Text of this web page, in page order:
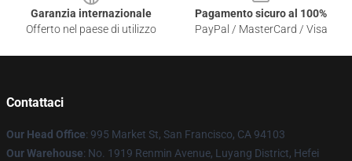
Garanzia internazionale
Offerto nel paese di utilizzo
Pagamento sicuro al 100%
PayPal / MasterCard / Visa
Contattaci
Our Head Office: 995 Market St, San Francisco, CA 94103
Our Warehouse: No. 1919 Renmin Avenue, Luyang District, Hefei